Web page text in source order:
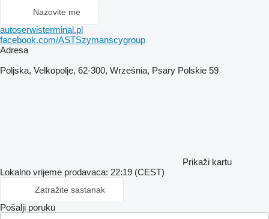
Nazovite me
autoserwisterminal.pl
facebook.com/ASTSzymanscygroup
Adresa
Poljska, Velkopolje, 62-300, Września, Psary Polskie 59
Prikaži kartu
Lokalno vrijeme prodavaca: 22:19 (CEST)
Zatražite sastanak
Pošalji poruku